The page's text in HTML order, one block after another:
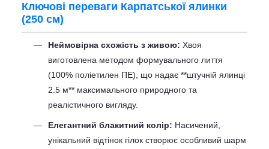
Ключові переваги Карпатської ялинки
(250 см)
Неймовірна схожість з живою: Хвоя
виготовлена методом формувального лиття
(100% поліетилен ПЕ), що надає **штучній ялинці
2.5 м** максимального природного та
реалістичного вигляду.
Елегантний блакитний колір: Насичений,
унікальний відтінок гілок створює особливий шарм